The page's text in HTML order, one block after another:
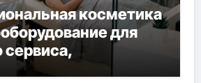
косметика
для
сервиса,
ресниц и